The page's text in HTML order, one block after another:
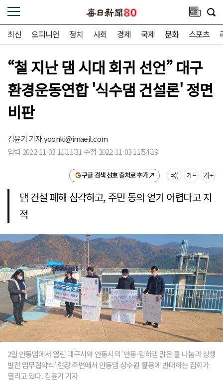
최신 오피니언 정치 사회 경제 국제 문화 스포츠
“철 지난 댐 시대 회귀 선언” 대구
환경운동연합 '식수댐 건설론' 정면
비판
김윤기 기자yoonki@imaeil.com
입력 2022-11-03 11:11:31 수정 2022-11-03 11:54:19
구글 검색 선호 출처로 추가
댐 건설 폐해 심각하고, 주민 동의 얻기 어렵다고 지
적
2일 안동댐에서 열린 대구시와 안동시의 '안동·임하댐 맑은 물 나눔과 상생
발전 업무협약식' 현장 주변에서 안동댐 상수원 활용에 반대하는 집회가
열리고 있다. 김윤기 기자